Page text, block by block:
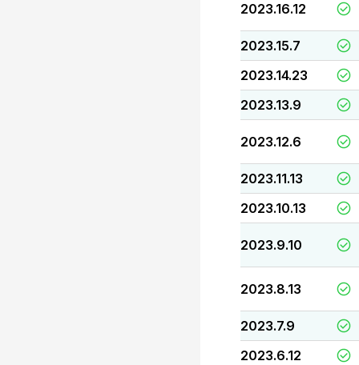
2023.16.12
2023.15.7
2023.14.23
2023.13.9
2023.12.6
2023.11.13
2023.10.13
2023.9.10
2023.8.13
2023.7.9
2023.6.12